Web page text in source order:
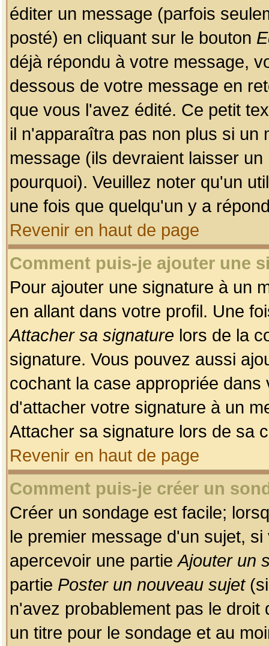
éditer un message (parfois
posté) en cliquant sur le bouton
déjà répondu à votre message,
dessous de votre message en
que vous l'avez édité. Ce petit
il n'apparaîtra pas non plus si un
message (ils devraient laisser
pourquoi). Veuillez noter qu'un
une fois que quelqu'un y a
Revenir en haut de page
Comment puis-je ajouter une
Pour ajouter une signature à un
en allant dans votre profil. Une
Attacher sa signature lors de la
signature. Vous pouvez aussi
cochant la case appropriée
d'attacher votre signature à un
Attacher sa signature lors de sa
Revenir en haut de page
Comment puis-je créer un
Créer un sondage est facile;
le premier message d'un sujet,
apercevoir une partieAjouter un
partie Poster un nouveau sujet(si
n'avez probablement pas le
un titre pour le sondage et au